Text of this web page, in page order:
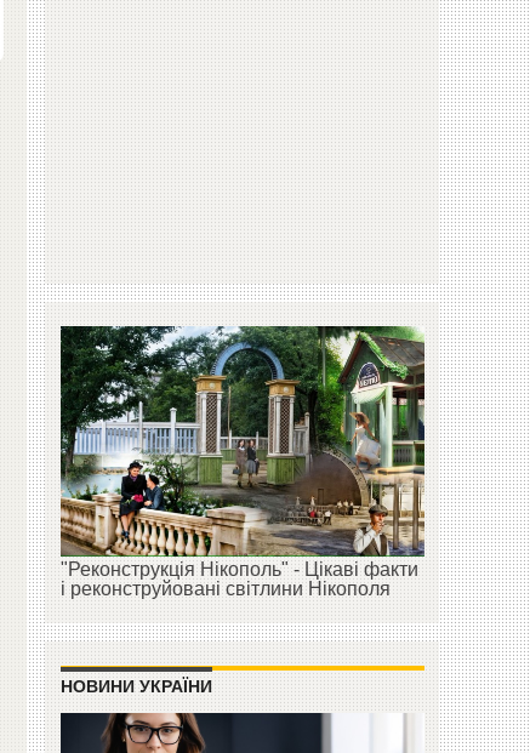
"Реконструкція Нікополь" - Цікаві факти
і реконструйовані світлини Нікополя
НОВИНИ УКРАЇНИ